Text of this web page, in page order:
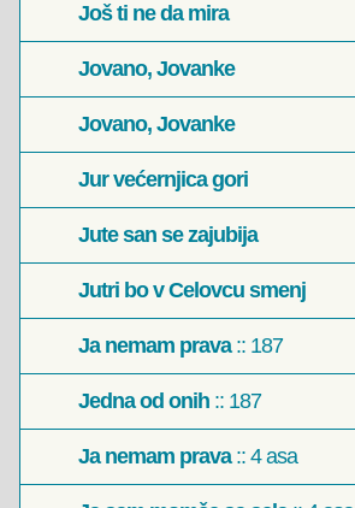
Još ti ne da mira
Jovano, Jovanke
Jovano, Jovanke
Jur većernjica gori
Jute san se zajubija
Jutri bo v Celovcu smenj
Ja nemam prava:: 187
Jedna od onih :: 187
Ja nemam prava:: 4 asa